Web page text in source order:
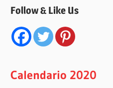
Follow & Like Us
Calendario 2020